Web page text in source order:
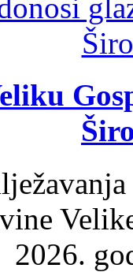
2026.